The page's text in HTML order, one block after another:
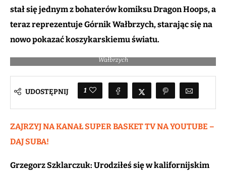
stał się jednym z bohaterów komiksu Dragon Hoops, a
teraz reprezentuje Górnik Wałbrzych, starając się na
nowo pokazać koszykarskiemu światu.
Wałbrzych
UDOSTĘPNIJ 1
ZAJRZYJ NA KANAŁ SUPER BASKET TV NA YOUTUBE –
DAJ SUBA!
Grzegorz Szklarczuk: Urodziłeś się w kalifornijskim